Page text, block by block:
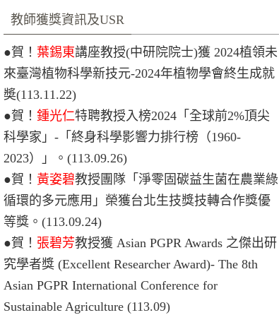
教師獲獎資訊及USR
●賀！ 葉錫東講座教授(中研院院士)獲 2024植領未
來臺灣植物科學新技元-2024年植物學會終生成就
奬(113.11.22)
●賀！ 鍾光仁特聘教授入榜2024「全球前2%頂尖
科學家」-「終身科學影響力排行榜（1960-
2023）」。(113.09.26)
●賀！ 黃姿碧教授團隊「淨零固碳益生菌在農業綠
循環的多元應用」榮獲台北生技獎技轉合作獎優
等獎。 (113.09.24)
●賀！ 張碧芳教授獲 Asian PGPR Awards 之傑出研
究學者獎 (Excellent Researcher Award)- The 8th
Asian PGPR International Conference for
Sustainable Agriculture (113.09)